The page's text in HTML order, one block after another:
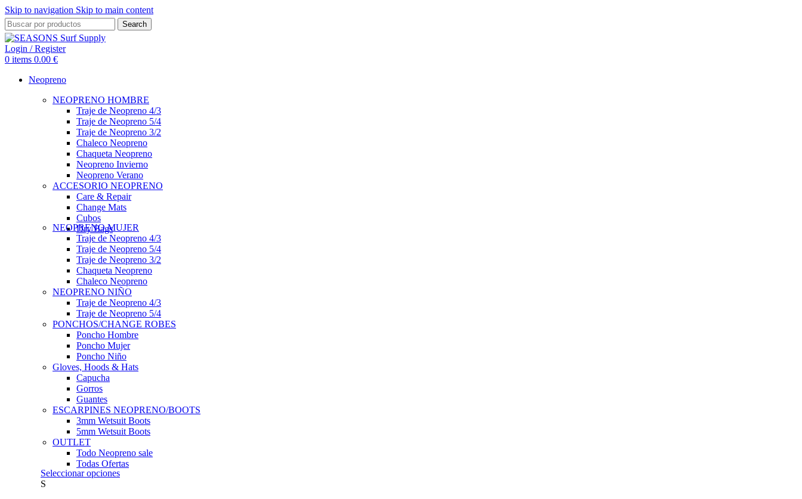
Skip to navigation Skip to main content
Search
Login / Register
0 items 0.00 €
Neopreno
NEOPRENO HOMBRE
Traje de Neopreno 4/3
Traje de Neopreno 5/4
Traje de Neopreno 3/2
Chaleco Neopreno
Chaqueta Neopreno
Neopreno Invierno
Neopreno Verano
ACCESORIO NEOPRENO
Care & Repair
Change Mats
Cubos
Dry Bags
NEOPRENO MUJER
Traje de Neopreno 4/3
Traje de Neopreno 5/4
Traje de Neopreno 3/2
Chaqueta Neopreno
Chaleco Neopreno
NEOPRENO NIÑO
Traje de Neopreno 4/3
Traje de Neopreno 5/4
PONCHOS/CHANGE ROBES
Poncho Hombre
Poncho Mujer
Poncho Niño
Gloves, Hoods & Hats
Capucha
Gorros
Guantes
ESCARPINES NEOPRENO/BOOTS
3mm Wetsuit Boots
5mm Wetsuit Boots
OUTLET
Todo Neopreno sale
Todas Ofertas
Seleccionar opcionesEste
S